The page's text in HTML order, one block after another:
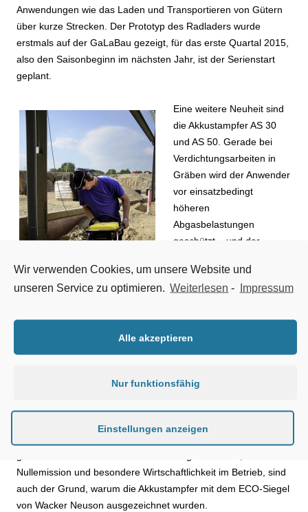
Anwendungen wie das Laden und Transportieren von Gütern
über kurze Strecken. Der Prototyp des Radladers wurde
erstmals auf der GaLaBau gezeigt, für das erste Quartal 2015,
also den Saisonbeginn im nächsten Jahr, ist der Serienstart
geplant.
Eine weitere Neuheit sind
die Akkustampfer AS 30
und AS 50. Gerade bei
Verdichtungsarbeiten in
Gräben wird der Anwender
vor einsatzbedingt
höheren
Abgasbelastungen
geschützt – und der
spürbar bei den
Betriebskosten: Durch den
sich bis zu 63 Prozent
einsparen, zusätzlich fallen
typische Wartungsarbeiten
beispielsweise am
Nullemission und besondere Wirtschaftlichkeit im Betrieb, sind
auch der Grund, warum die Akkustampfer mit dem ECO-Siegel
von Wacker Neuson ausgezeichnet wurden.
Wir verwenden Cookies, um unsere Website und
unseren Service zu optimieren. Weiterlesen - Impressum
Alle akzeptieren
Nur funktionsfähig
Einstellungen anzeigen